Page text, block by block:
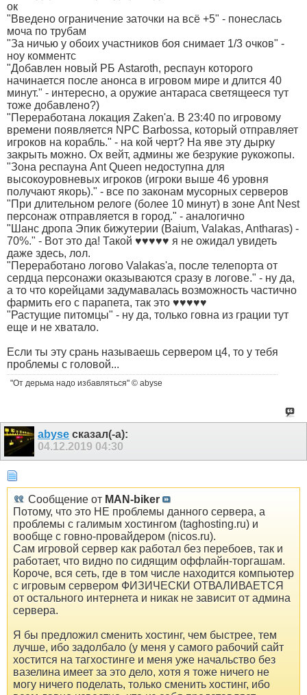
ок
"Введено ограничение заточки на всё +5" - понеслась
моча по трубам
"За ничью у обоих участников боя снимает 1/3 очков" -
ноу комментс
"Добавлен новый РБ Astaroth, респаун которого
начинается после анонса в игровом мире и длится 40
минут." - интересно, а оружие антараса светящееся тут
тоже добавлено?)
"Переработана локация Zaken'а. В 23:40 по игровому
времени появляется NPC Barbossa, который отправляет
игроков на корабль." - на кой черт? На яве эту дырку
закрыть можно. Ох вейт, админы же безрукие рукожопы.
"Зона респауна Ant Queen недоступна для
высокоуровневых игроков (игроки выше 46 уровня
получают якорь)." - все по законам мусорных серверов
"При длительном релоге (более 10 минут) в зоне Ant Nest
персонаж отправляется в город." - аналогично
"Шанс дропа Эпик бижутерии (Baium, Valakas, Antharas) -
70%." - Вот это да! Такой ♥♥♥♥♥ я не ожидал увидеть
даже здесь, лол.
"Переработано логово Valakas'а, после телепорта от
сердца персонажи оказываются сразу в логове." - ну да,
а то что корейцами задумавалась возможность частично
фармить его с парапета, так это ♥♥♥♥♥
"Растущие питомцы" - ну да, только говна из грации тут
еще и не хватало.
Если ты эту срань называешь сервером ц4, то у тебя
проблемы с головой...
"От дерьма надо избавляться" © abyse
abyse сказал(-а):
04.12.2019 04:30
Сообщение от MAN-biker
Потому, что это НЕ проблемы данного сервера, а
проблемы с галимым хостингом (taghosting.ru) и
вообще с говно-провайдером (nicos.ru).
Сам игровой сервер как работал без перебоев, так и
работает, что видно по сидящим оффлайн-торгашам.
Короче, вся сеть, где в том числе находится компьютер
с игровым сервером ФИЗИЧЕСКИ ОТВАЛИВАЕТСЯ
от остального интернета и никак не зависит от админа
сервера.
Я бы предложил сменить хостинг, чем быстрее, тем
лучше, ибо задолбало (у меня у самого рабочий сайт
хостится на тагхостинге и меня уже начальство без
вазелина имеет за это дело, хотя я тоже ничего не
могу ничего поделать, только сменить хостинг, ибо